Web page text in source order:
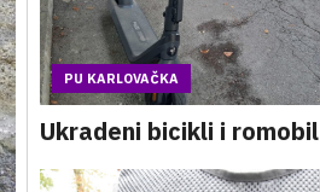
PU KARLOVAČKA
Ukradeni bicikli i romobil